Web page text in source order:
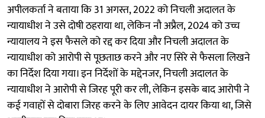
अपीलकर्ता ने बताया कि 31 अगस्त, 2022 को निचली अदालत के
न्यायाधीश ने उसे दोषी ठहराया था, लेकिन नौ अप्रैल, 2024 को उच्च
न्यायालय ने इस फैसले को रद्द कर दिया और निचली अदालत के
न्यायाधीश को आरोपी से पूछताछ करने और नए सिरे से फैसला लिखने
का निर्देश दिया गया। इन निर्देशों के मद्देनजर, निचली अदालत के
न्यायाधीश ने आरोपी से जिरह पूरी कर ली, लेकिन इसके बाद आरोपी ने
कई गवाहों से दोबारा जिरह करने के लिए आवेदन दायर किया था, जिसे